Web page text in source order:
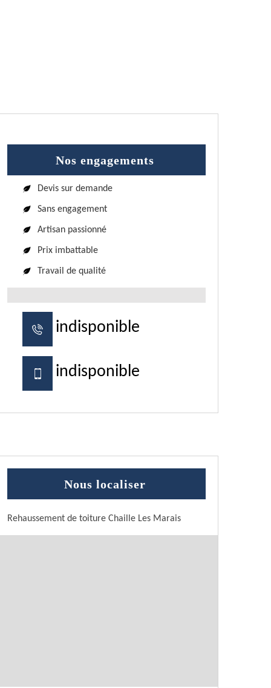
Nos engagements
Devis sur demande
Sans engagement
Artisan passionné
Prix imbattable
Travail de qualité
indisponible
indisponible
Nous localiser
Rehaussement de toiture Chaille Les Marais